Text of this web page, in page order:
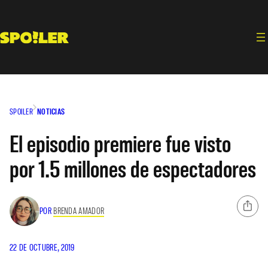
contenido
SPOILER NOTICIAS
El episodio premiere fue visto
por 1.5 millones de espectadores
POR BRENDA AMADOR
22 DE OCTUBRE, 2019